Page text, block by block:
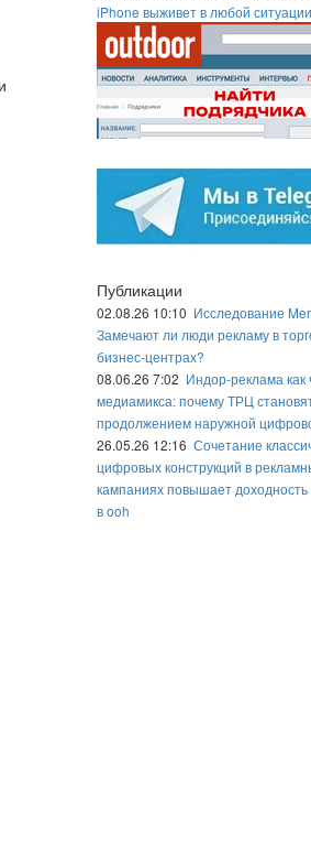
iPhone выживет в любой ситуации
Публикации
02.08.26 10:10 Исследование
Замечают ли люди рекламу в
бизнес-центрах?
08.06.26 7:02 Индор-реклама как
медиамикса: почему ТРЦ
продолжением наружной
26.05.26 12:16 Сочетание
цифровых конструкций в
кампаниях повышает доходность
в ooh